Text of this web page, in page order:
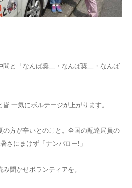
間と「なんば奨二・なんば奨二・なんば
一気にボルテージが上がります。
の方が辛いとのこと。全国の配達局員の
さにまけず「ナンバロー!」
聞かせボランティアを。